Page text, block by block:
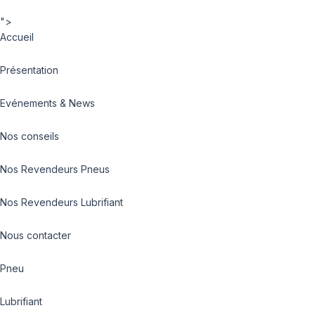
">
Accueil
Présentation
Evénements & News
Nos conseils
Nos Revendeurs Pneus
Nos Revendeurs Lubrifiant
Nous contacter
Pneu
Lubrifiant